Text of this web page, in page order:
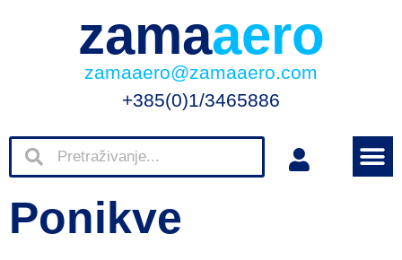
zamaaero
zamaaero@zamaaero.com
+385(0)1/3465886
Ponikve